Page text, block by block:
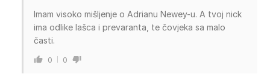
Imam visoko mišljenje o Adrianu Newey-u. A tvoj nick
ima odlike lašca i prevaranta, te čovjeka sa malo
časti.
0 0